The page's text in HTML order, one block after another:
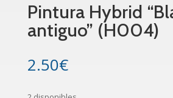
Pintura Hybrid
antiguo” (H004)
2.50€